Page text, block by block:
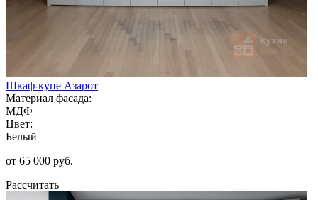
Шкаф-купе Азарот
Материал фасада:
МДФ
Цвет:
Белый
от 65 000 руб.
Рассчитать